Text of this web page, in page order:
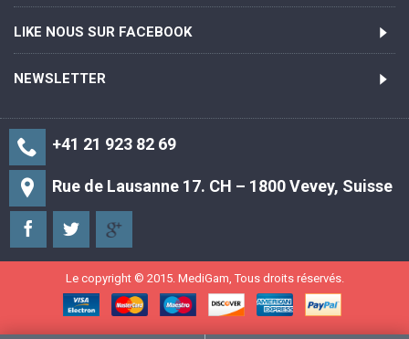
LIKE NOUS SUR FACEBOOK
NEWSLETTER
+41 21 923 82 69
Rue de Lausanne 17. CH – 1800 Vevey, Suisse
Le copyright © 2015. MediGam, Tous droits réservés.